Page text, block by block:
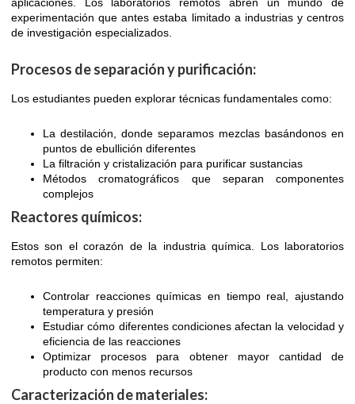
experimentación que antes estaba limitado a industrias y centros
de investigación especializados.
Procesos de separación y purificación:
Los estudiantes pueden explorar técnicas fundamentales como:
La destilación, donde separamos mezclas basándonos en
puntos de ebullición diferentes
La filtración y cristalización para purificar sustancias
Métodos cromatográficos que separan componentes
complejos
Reactores químicos:
Estos son el corazón de la industria química. Los laboratorios
remotos permiten:
Controlar reacciones químicas en tiempo real, ajustando
temperatura y presión
Estudiar cómo diferentes condiciones afectan la velocidad y
eficiencia de las reacciones
Optimizar procesos para obtener mayor cantidad de
producto con menos recursos
Caracterización de materiales: